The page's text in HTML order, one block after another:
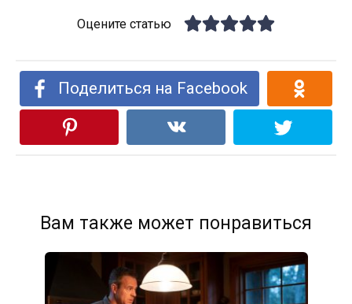
Оцените статью
Поделиться на Facebook
Вам также может понравиться